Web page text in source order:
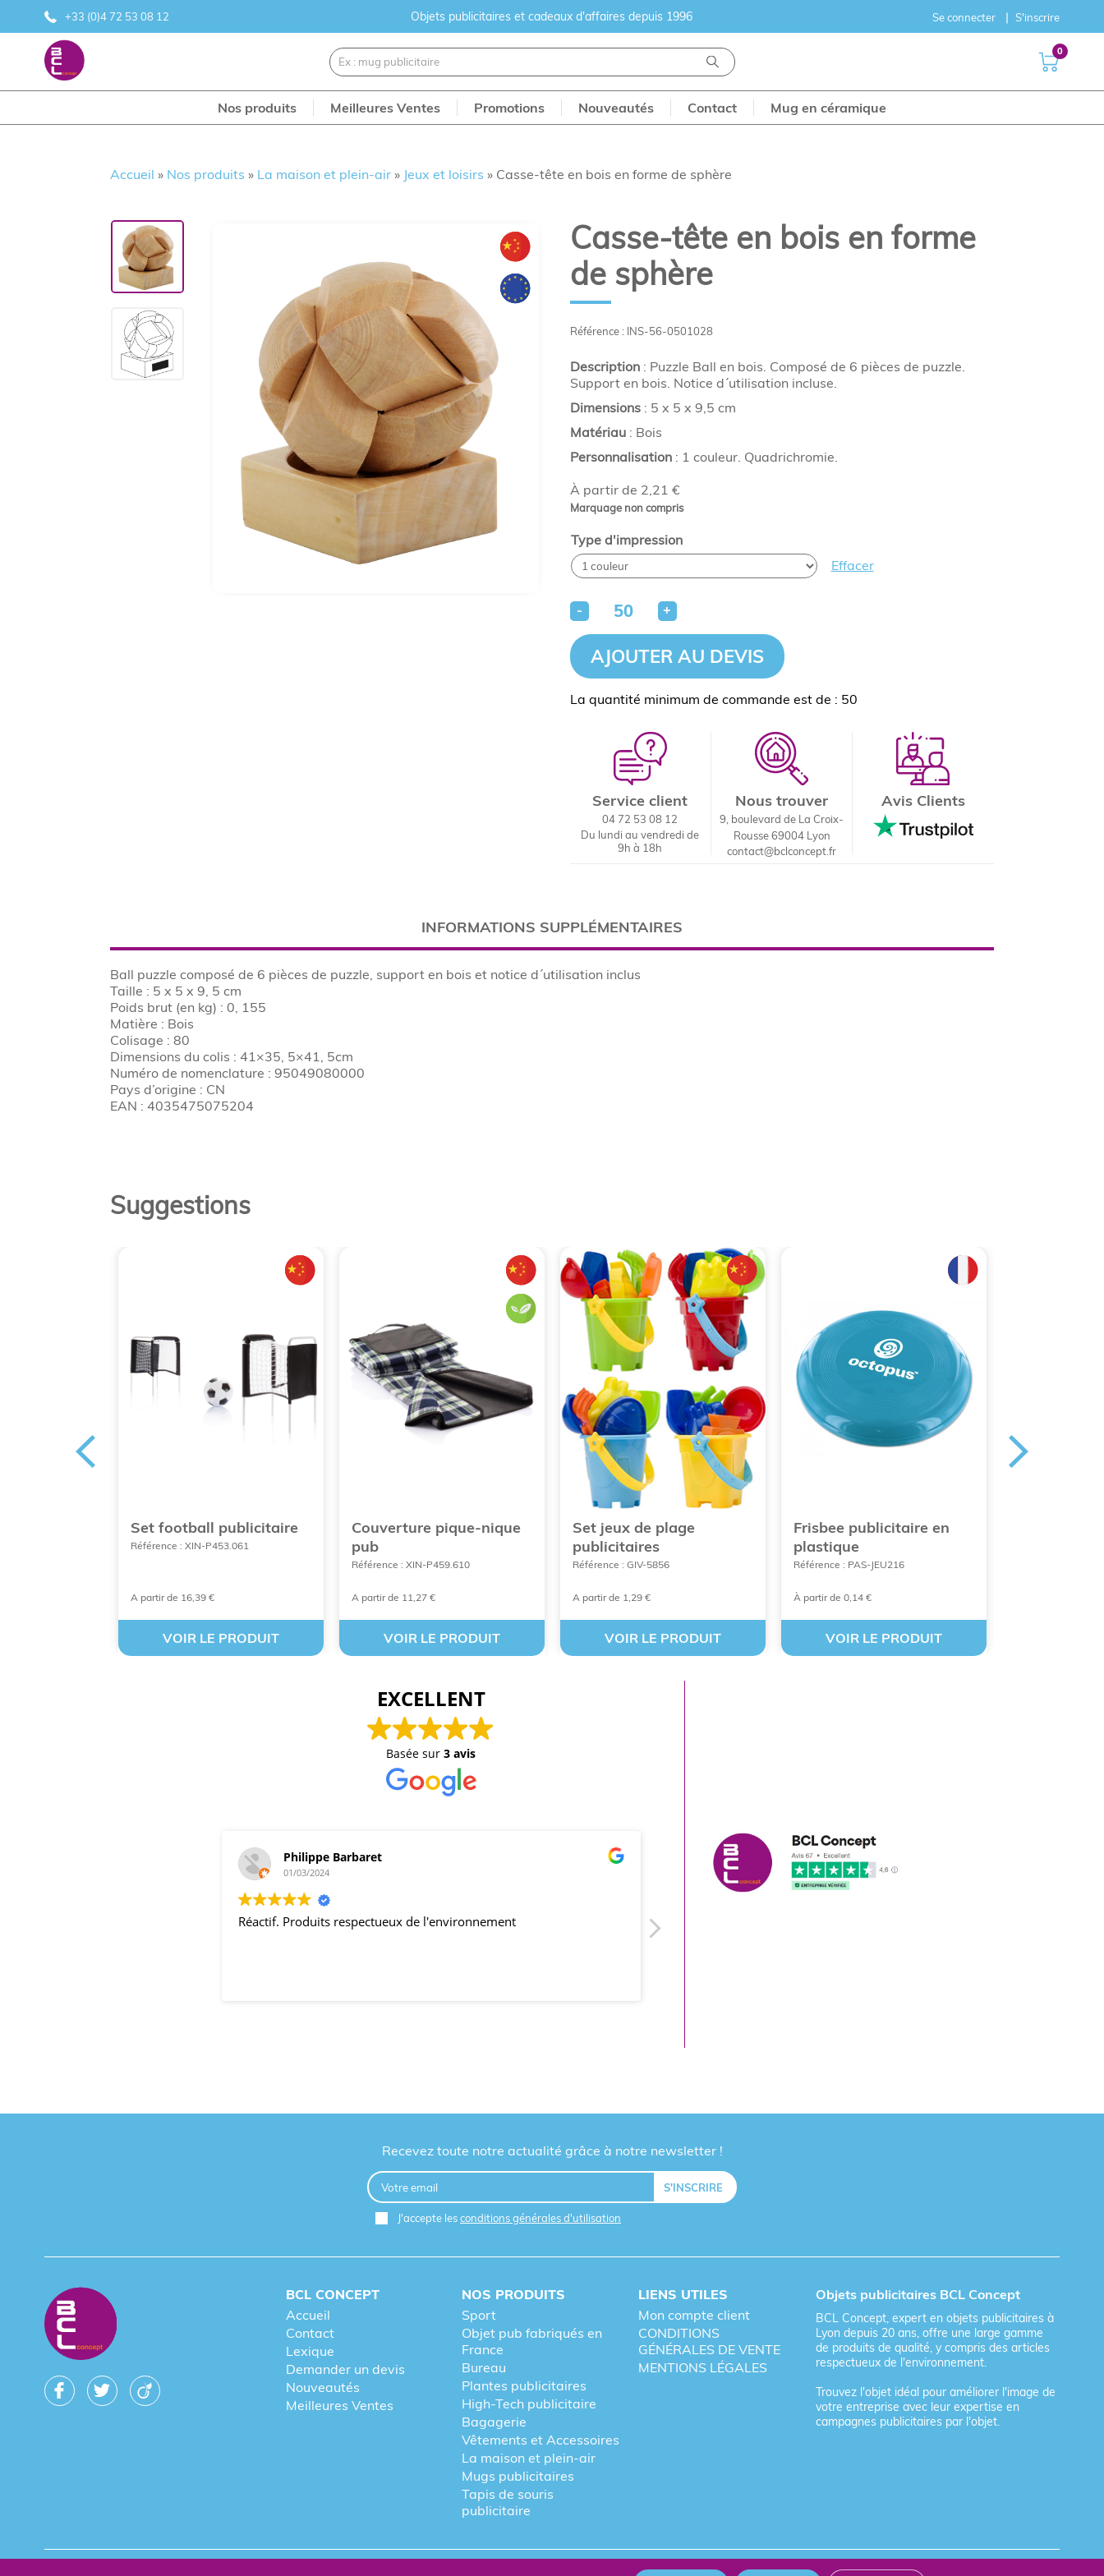
+33 (0)4 72 53 08 12 Objets publicitaires et cadeaux d'affaires depuis 1996 Se connecter S'inscrire
0
Nos produits Meilleures Ventes Promotions Nouveautés Contact Mug en céramique
Accueil » Nos produits » La maison et plein-air » Jeux et loisirs » Casse-tête en bois en forme de sphère
Référence : INS-56-0501028
À partir de 2,21 €
Marquage non compris
Casse-tête en bois en forme
de sphère
Description: Puzzle Ball en bois. Composé de 6 pièces de puzzle.
Support en bois. Notice d´utilisation incluse.
Dimensions: 5 x 5 x 9,5 cm
Matériau: Bois
Personnalisation: 1 couleur. Quadrichromie.
Type d'impression
Effacer
- +
AJOUTER AU DEVIS
La quantité minimum de commande est de : 50
Service client
04 72 53 08 12
Du lundi au vendredi de
9h à 18h
Nous trouver
9, boulevard de La Croix-
Rousse 69004 Lyon
contact@bclconcept.fr
Avis Clients
INFORMATIONS SUPPLÉMENTAIRES
Ball puzzle composé de 6 pièces de puzzle, support en bois et notice d´utilisation inclus
Taille : 5 x 5 x 9, 5 cm
Poids brut (en kg) : 0, 155
Matière : Bois
Colisage : 80
Dimensions du colis : 41×35, 5×41, 5cm
Numéro de nomenclature : 95049080000
Pays d’origine : CN
EAN : 4035475075204
Suggestions
Set football publicitaire
Référence : XIN-P453.061
A partir de 16,39 €
VOIR LE PRODUIT
Couverture pique-nique
pub
Référence : XIN-P459.610
A partir de 11,27 €
VOIR LE PRODUIT
Set jeux de plage
publicitaires
Référence : GIV-5856
A partir de 1,29 €
VOIR LE PRODUIT
Frisbee publicitaire en
plastique
Référence : PAS-JEU216
À partir de 0,14 €
VOIR LE PRODUIT
EXCELLENT
Basée sur3 avis
Philippe Barbaret
01/03/2024
Réactif. Produits respectueux de l'environnement
marcus leleu
21/03/2018
Recevez toute notre actualité grâce à notre newsletter !
J'accepte lesconditions générales d'utilisation
BCL CONCEPT
Accueil
Contact
Lexique
Demander un devis
Nouveautés
Meilleures Ventes
NOS PRODUITS
Sport
Objet pub fabriqués en
France
Bureau
Plantes publicitaires
High-Tech publicitaire
Bagagerie
Vêtements et Accessoires
La maison et plein-air
Mugs publicitaires
Tapis de souris
publicitaire
LIENS UTILES
Mon compte client
CONDITIONS
GÉNÉRALES DE VENTE
MENTIONS LÉGALES
Objets publicitaires BCL Concept
BCL Concept, expert en objets publicitaires à
Lyon depuis 20 ans, offre une large gamme
de produits de qualité, y compris des articles
respectueux de l'environnement.
Trouvez l'objet idéal pour améliorer l'image de
votre entreprise avec leur expertise en
campagnes publicitaires par l'objet.